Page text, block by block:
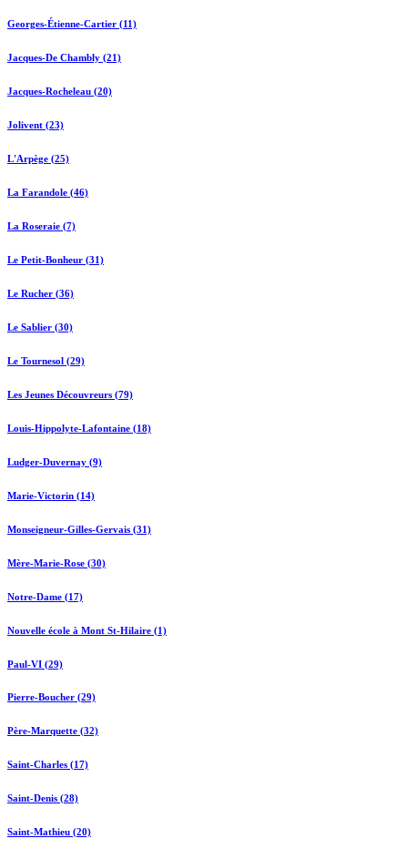
Georges-Étienne-Cartier (11)
Jacques-De Chambly (21)
Jacques-Rocheleau (20)
Jolivent (23)
L'Arpège (25)
La Farandole (46)
La Roseraie (7)
Le Petit-Bonheur (31)
Le Rucher (36)
Le Sablier (30)
Le Tournesol (29)
Les Jeunes Découvreurs (79)
Louis-Hippolyte-Lafontaine (18)
Ludger-Duvernay (9)
Marie-Victorin (14)
Monseigneur-Gilles-Gervais (31)
Mère-Marie-Rose (30)
Notre-Dame (17)
Nouvelle école à Mont St-Hilaire (1)
Paul-VI (29)
Pierre-Boucher (29)
Père-Marquette (32)
Saint-Charles (17)
Saint-Denis (28)
Saint-Mathieu (20)